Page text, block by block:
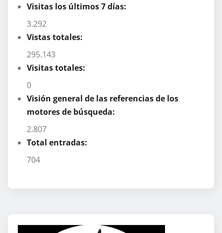
Visitas los últimos 7 días:
3.292
Vistas totales:
295.143
Visitas totales:
0
Visión general de las referencias de los
motores de búsqueda:
2.807
Total entradas:
704